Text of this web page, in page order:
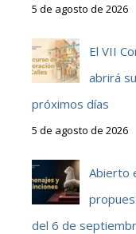
5 de agosto de 2026
El VII
abrirá
próximos días
5 de agosto de 2026
Abierto
del 6 de